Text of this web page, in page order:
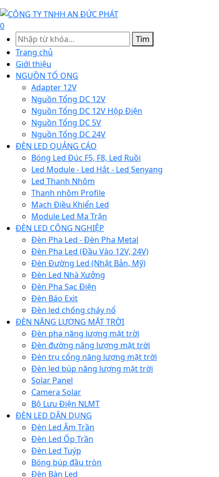
0
Tìm
Trang chủ
Giới thiệu
NGUỒN TỔ ONG
Adapter 12V
Nguồn Tổng DC 12V
Nguồn Tổng DC 12V Hộp Điện
Nguồn Tổng DC 5V
Nguồn Tổng DC 24V
ĐÈN LED QUẢNG CÁO
Bóng Led Đúc F5, F8, Led Ruồi
Led Module - Led Hắt - Led Senyang
Led Thanh Nhôm
Thanh nhôm Profile
Mạch Điều Khiển Led
Module Led Ma Trận
ĐÈN LED CÔNG NGHIỆP
Đèn Pha Led - Đèn Pha Metal
Đèn Pha Led (Đầu Vào 12V, 24V)
Đèn Đường Led (Nhật Bản, Mỹ)
Đèn Led Nhà Xưởng
Đèn Pha Sạc Điện
Đèn Báo Exit
Đèn led chống cháy nổ
ĐÈN NĂNG LƯỢNG MẶT TRỜI
Đèn pha năng lượng mặt trời
Đèn đường năng lượng mặt trời
Đèn trụ cổng năng lượng mặt trời
Đèn led búp năng lượng mặt trời
Solar Panel
Camera Solar
Bộ Lưu Điện NLMT
ĐÈN LED DÂN DỤNG
Đèn Led Âm Trần
Đèn Led Ốp Trần
Đèn Led Tuýp
Bóng búp đầu tròn
Đèn Bàn Led